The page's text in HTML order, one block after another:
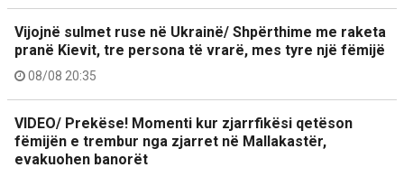
Vijojnë sulmet ruse në Ukrainë/ Shpërthime me raketa
pranë Kievit, tre persona të vrarë, mes tyre një fëmijë
08/08 20:35
VIDEO/ Prekëse! Momenti kur zjarrfikësi qetëson
fëmijën e trembur nga zjarret në Mallakastër,
evakuohen banorët